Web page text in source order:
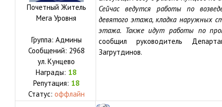
Почетный Житель
Мега Уровня
Группа: Админы
Сообщений: 2968
ул. Кунцево
Награды: 18
Репутация: 18
Статус: оффлайн
Сейчас ведутся работы по
девятого этажа, кладка наружных
этажа. Также идут работы по
сообщил руководитель
Загрутдинов.